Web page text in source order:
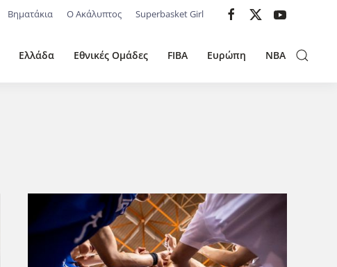
Βηματάκια Ο Ακάλυπτος Superbasket Girl
Ελλάδα Εθνικές Ομάδες FIBA Ευρώπη NBA